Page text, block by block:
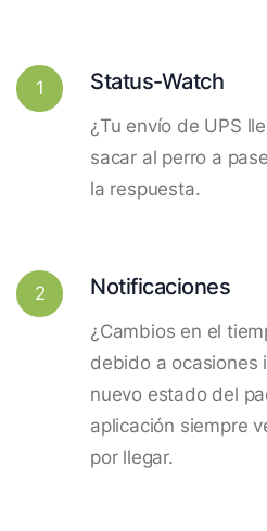
1 Status-Watch
¿Tu envío de UPS
sacar al perro a
la respuesta.
2 Notificaciones
¿Cambios en el
debido a ocasiones
nuevo estado del
aplicación siempre
por llegar.